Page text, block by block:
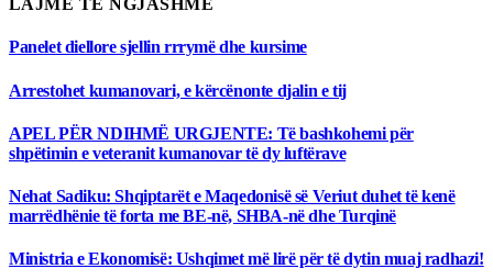
LAJME TE NGJASHME
Panelet diellore sjellin rrrymë dhe kursime
Arrestohet kumanovari, e kërcënonte djalin e tij
APEL PËR NDIHMË URGJENTE: Të bashkohemi për
shpëtimin e veteranit kumanovar të dy luftërave
Nehat Sadiku: Shqiptarët e Maqedonisë së Veriut duhet të kenë
marrëdhënie të forta me BE-në, SHBA-në dhe Turqinë
Ministria e Ekonomisë: Ushqimet më lirë për të dytin muaj radhazi!